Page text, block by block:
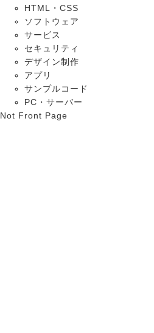
HTML・CSS
ソフトウェア
サービス
セキュリティ
デザイン制作
アプリ
サンプルコード
PC・サーバー
Not Front Page